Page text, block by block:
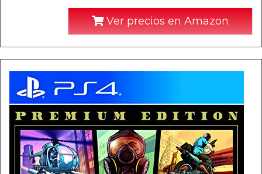
Ver precios en Amazon